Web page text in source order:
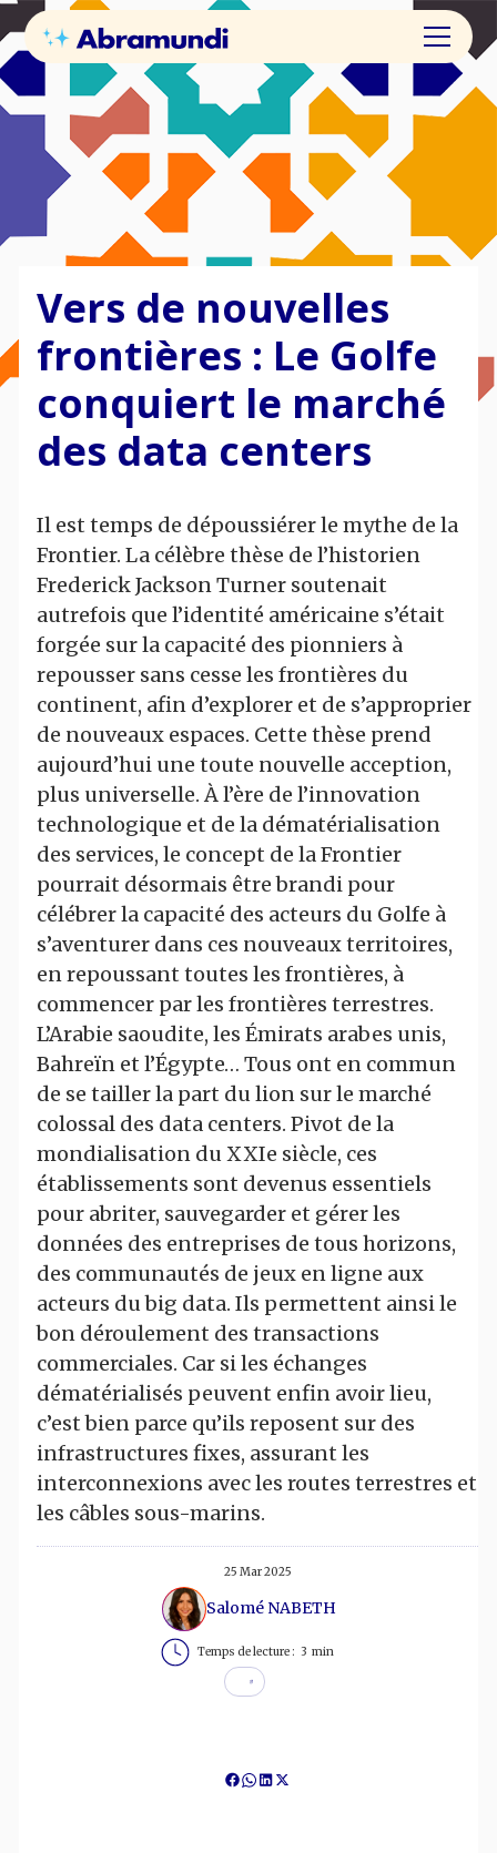
Vers de nouvelles
frontières : Le Golfe
conquiert le marché
des data centers
Il est temps de dépoussiérer le mythe de la
Frontier. La célèbre thèse de l’historien
Frederick Jackson Turner soutenait
autrefois que l’identité américaine s’était
forgée sur la capacité des pionniers à
repousser sans cesse les frontières du
continent, afin d’explorer et de s’approprier
de nouveaux espaces. Cette thèse prend
aujourd’hui une toute nouvelle acception,
plus universelle. À l’ère de l’innovation
technologique et de la dématérialisation
des services, le concept de la Frontier
pourrait désormais être brandi pour
célébrer la capacité des acteurs du Golfe à
s’aventurer dans ces nouveaux territoires,
en repoussant toutes les frontières, à
commencer par les frontières terrestres.
L’Arabie saoudite, les Émirats arabes unis,
Bahreïn et l’Égypte… Tous ont en commun
de se tailler la part du lion sur le marché
colossal des data centers. Pivot de la
mondialisation du XXIe siècle, ces
établissements sont devenus essentiels
pour abriter, sauvegarder et gérer les
données des entreprises de tous horizons,
des communautés de jeux en ligne aux
acteurs du big data. Ils permettent ainsi le
bon déroulement des transactions
commerciales. Car si les échanges
dématérialisés peuvent enfin avoir lieu,
c’est bien parce qu’ils reposent sur des
infrastructures fixes, assurant les
interconnexions avec les routes terrestres et
les câbles sous-marins.
25 Mar 2025
Salomé NABETH
Temps de lecture : 3 min